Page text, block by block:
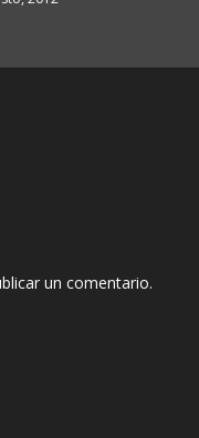
un comentario.